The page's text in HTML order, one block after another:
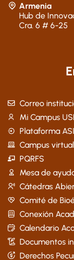
Armenia
Hub de
Cra. 6 # 6-25
Correo
Mi Campus
Plataforma
Campus
PQRFS
Mesa de
Cátedras
Comité de
Conexión
Calendario
Documentos
Derechos